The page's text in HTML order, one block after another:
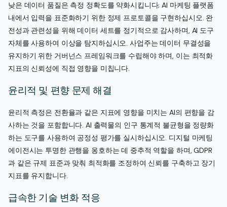
낮은 데이터 품질은 측정 정확도를 약화시킵니다; AI 마케팅 플랫폼
내에서 입력을 표준화하기 위한 정제 프로토콜을 구현하십시오. 완
전성과 관련성을 위해 데이터 세트를 정기적으로 감사하며, AI 도구
자체를 사용하여 이상을 탐지하십시오. 사업주는 데이터 무결성을
유지하기 위한 거버넌스 프레임워크를 수립해야 하며, 이는 최적화
지표의 신뢰성에 직접 영향을 미칩니다.
윤리적 및 편향 문제 해결
윤리적 측정은 전환율과 같은 지표에 영향을 미치는 AI의 편향을 감
사하는 것을 포함합니다. AI 출력물의 인구 통계적 불균형을 정량화
하는 도구를 사용하여 공정성 평가를 실시하십시오. 디지털 마케팅
에이전시는 투명한 관행을 옹호하는 데 중추적 역할을 하며, GDPR
과 같은 규제 표준과 맞춰 최적화를 조정하여 신뢰를 구축하고 장기
지표를 유지합니다.
급속한 기술 변화 적응